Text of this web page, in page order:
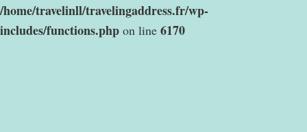
/home/travelinll/travelingaddress.fr/wp-
includes/functions.php on line 6170